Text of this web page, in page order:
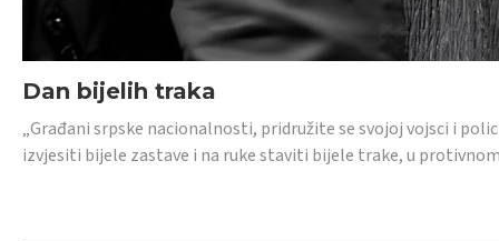
Dan bijelih traka
„Građani srpske nacionalnosti, pridružite se svojoj vojsci i
izvjesiti bijele zastave i na ruke staviti bijele trake, u